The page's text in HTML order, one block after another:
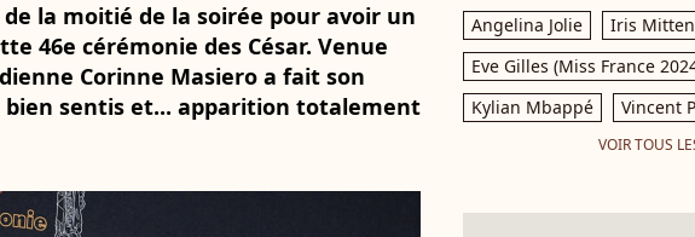
la moitié de la soirée pour avoir un
46e cérémonie des César. Venue
Corinne Masiero a fait son
sentis et... apparition totalement
Angelina Jolie Iris
Eve Gilles (Miss France
Kylian Mbappé
Vincent
VOIR TOUS